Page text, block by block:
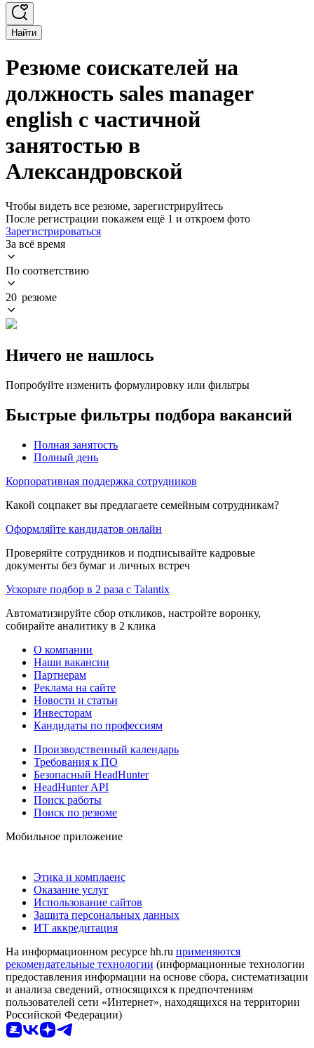
Найти
Резюме соискателей на
должность sales manager
english с частичной
занятостью в
Александровской
Чтобы видеть все резюме, зарегистрируйтесь
После регистрации покажем ещё 1 и откроем фото
Зарегистрироваться
За всё время
По соответствию
20 резюме
Ничего не нашлось
Попробуйте изменить формулировку или фильтры
Быстрые фильтры подбора вакансий
Полная занятость
Полный день
Корпоративная поддержка сотрудников
Какой соцпакет вы предлагаете семейным сотрудникам?
Оформляйте кандидатов онлайн
Проверяйте сотрудников и подписывайте кадровые
документы без бумаг и личных встреч
Ускорьте подбор в 2 раза с Talantix
Автоматизируйте сбор откликов, настройте воронку,
собирайте аналитику в 2 клика
О компании
Наши вакансии
Партнерам
Реклама на сайте
Новости и статьи
Инвесторам
Кандидаты по профессиям
Производственный календарь
Требования к ПО
Безопасный HeadHunter
HeadHunter API
Поиск работы
Поиск по резюме
Мобильное приложение
Этика и комплаенс
Оказание услуг
Использование сайтов
Защита персональных данных
ИТ аккредитация
На информационном ресурсе hh.ru применяются
рекомендательные технологии (информационные технологии
предоставления информации на основе сбора, систематизации
и анализа сведений, относящихся к предпочтениям
пользователей сети «Интернет», находящихся на территории
Российской Федерации)